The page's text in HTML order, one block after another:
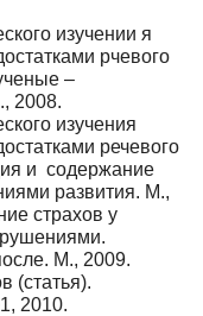
изучении я
рчевого
–
2008.
изучения
речевого
и содержание
развития. М.,
страхов у
М., 2009.
(статья).
2010.